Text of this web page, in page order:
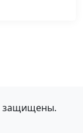
защищены.